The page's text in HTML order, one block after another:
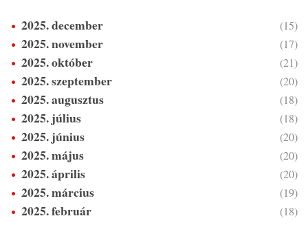
2025. december (15)
2025. november (17)
2025. október (21)
2025. szeptember (20)
2025. augusztus (18)
2025. július (18)
2025. június (20)
2025. május (20)
2025. április (20)
2025. március (19)
2025. február (18)